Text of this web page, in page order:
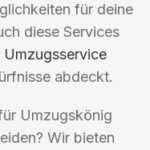
für deine
diese Services
Umzugsservice
abdeckt.
Umzugskönig
Wir bieten